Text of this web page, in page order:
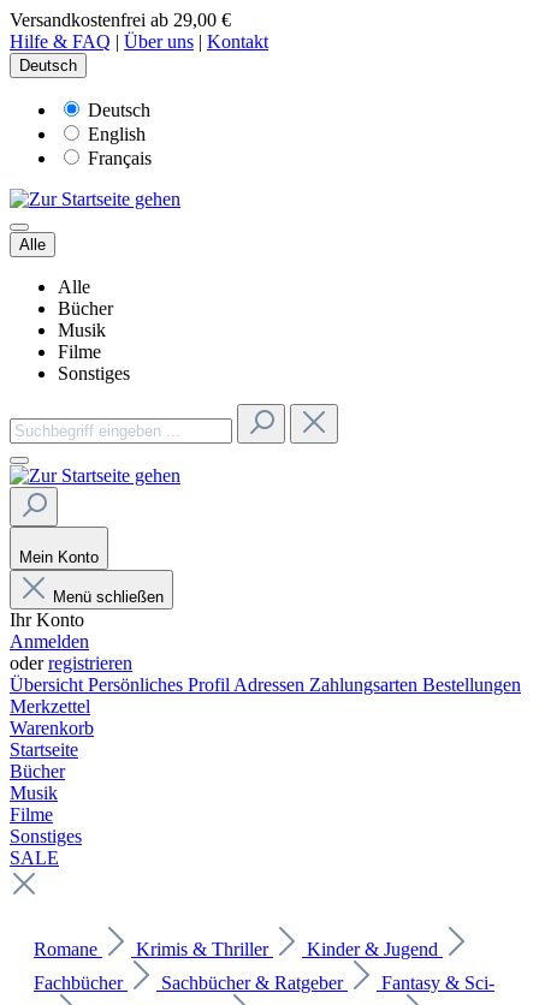
Versandkostenfrei ab 29,00 €
Hilfe & FAQ | Über uns | Kontakt
Deutsch
Deutsch
English
Français
Alle
Alle
Bücher
Musik
Filme
Sonstiges
Mein Konto
Menü schließen
Ihr Konto
Anmelden
oderregistrieren
Übersicht Persönliches Profil Adressen Zahlungsarten Bestellungen
Merkzettel
Warenkorb
Startseite
Bücher
Musik
Filme
Sonstiges
SALE
Romane Krimis & Thriller
Kinder & Jugend
Fachbücher
Sachbücher & Ratgeber
Fantasy & Sci-